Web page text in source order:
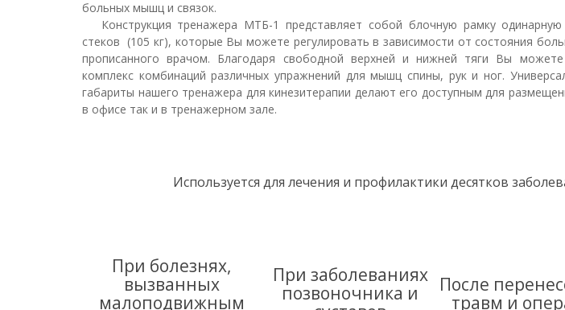
больных мышц и связок.
Конструкция тренажера МТБ-1 представляет собой блочную рамку
стеков (105 кг), которые Вы можете регулировать в зависимости от состояния
прописанного врачом. Благодаря свободной верхней и нижней тяги Вы
комплекс комбинаций различных упражнений для мышц спины, рук и ног.
габариты нашего тренажера для кинезитерапии делают его доступным для
в офисе так и в тренажерном зале.
Используется для лечения и профилактики десятков
При болезнях,
вызванных
малоподвижным
При заболеваниях
позвоночника и
После
травм и